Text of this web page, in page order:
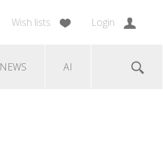
Wish lists Login
NEWS AI